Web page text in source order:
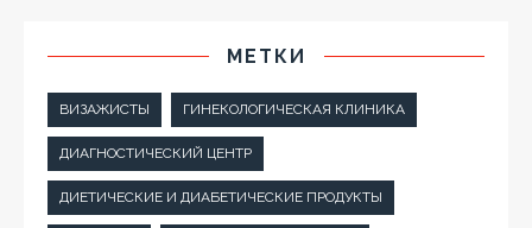
МЕТКИ
ВИЗАЖИСТЫ ГИНЕКОЛОГИЧЕСКАЯ КЛИНИКА
ДИАГНОСТИЧЕСКИЙ ЦЕНТР
ДИЕТИЧЕСКИЕ И ДИАБЕТИЧЕСКИЕ ПРОДУКТЫ